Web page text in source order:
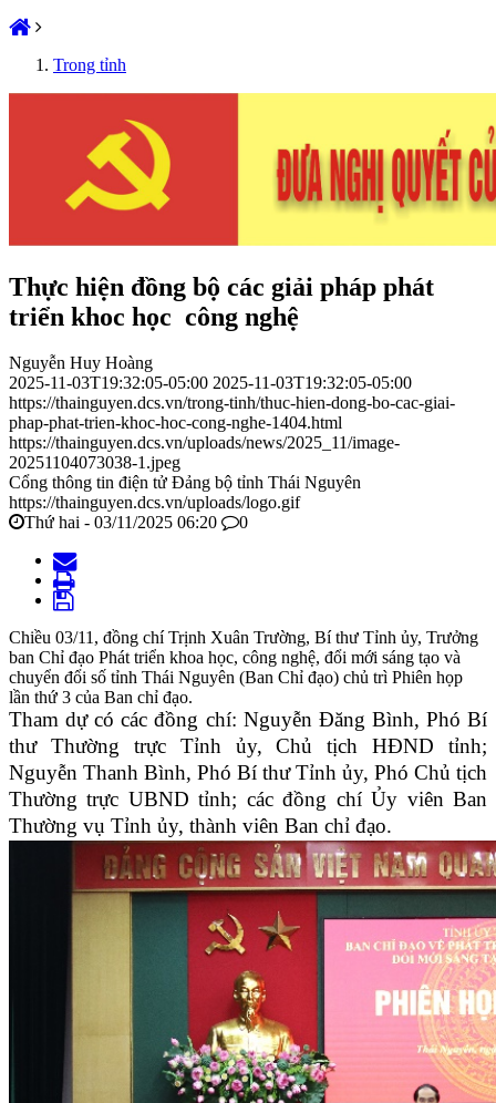
Trong tỉnh
Thực hiện đồng bộ các giải pháp phát
triển khoc học công nghệ
Nguyễn Huy Hoàng
2025-11-03T19:32:05-05:00 2025-11-03T19:32:05-05:00
https://thainguyen.dcs.vn/trong-tinh/thuc-hien-dong-bo-cac-giai-
phap-phat-trien-khoc-hoc-cong-nghe-1404.html
https://thainguyen.dcs.vn/uploads/news/2025_11/image-
20251104073038-1.jpeg
Cổng thông tin điện tử Đảng bộ tỉnh Thái Nguyên
https://thainguyen.dcs.vn/uploads/logo.gif
Thứ hai - 03/11/2025 06:20
0
Chiều 03/11, đồng chí Trịnh Xuân Trường, Bí thư Tỉnh ủy, Trưởng
ban Chỉ đạo Phát triển khoa học, công nghệ, đổi mới sáng tạo và
chuyển đổi số tỉnh Thái Nguyên (Ban Chỉ đạo) chủ trì Phiên họp
lần thứ 3 của Ban chỉ đạo.
Tham dự có các đồng chí: Nguyễn Đăng Bình, Phó Bí
thư Thường trực Tỉnh ủy, Chủ tịch HĐND tỉnh;
Nguyễn Thanh Bình, Phó Bí thư Tỉnh ủy, Phó Chủ tịch
Thường trực UBND tỉnh; các đồng chí Ủy viên Ban
Thường vụ Tỉnh ủy, thành viên Ban chỉ đạo.